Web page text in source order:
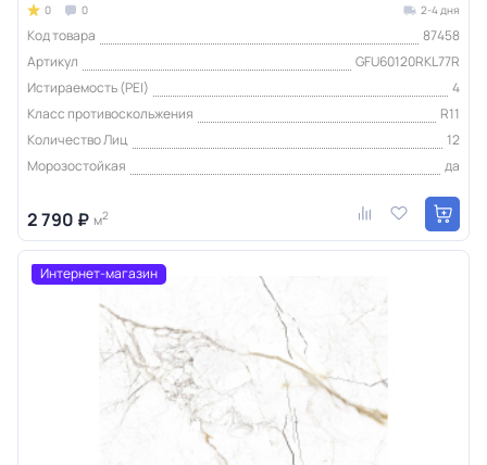
0 0 2-4 дня
Код товара
87458
Артикул
GFU60120RKL77R
Истираемость (PEI)
4
Класс противоскольжения
R11
Количество Лиц
12
Морозостойкая
да
2 790 ₽ м2
Интернет-магазин